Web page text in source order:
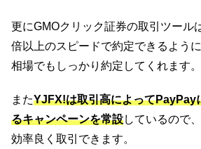
更にGMOクリック証券の取引ツール
倍以上のスピードで約定できるよう
相場でもしっかり約定してくれます。
またYJFX!は取引高によってPayPay
るキャンペーンを常設しているので
効率良く取引できます。